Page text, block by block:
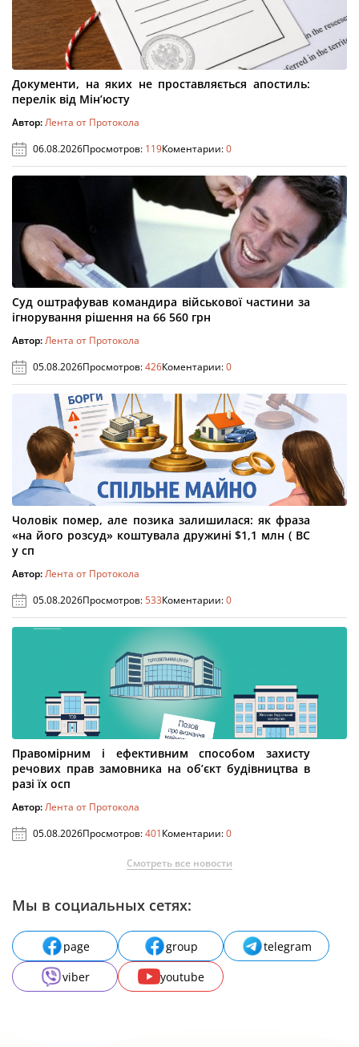
Документи, на яких не проставляється апостиль:
перелік від Мін’юсту
Автор:Лента от Протокола
06.08.2026Просмотров: 119Коментарии:0
Суд оштрафував командира військової частини за
ігнорування рішення на 66 560 грн
Автор:Лента от Протокола
05.08.2026Просмотров:426Коментарии:0
Чоловік помер, але позика залишилася: як фраза
«на його розсуд» коштувала дружині $1,1 млн ( ВС
у сп
Автор:Лента от Протокола
05.08.2026Просмотров:533Коментарии:0
Правомірним і ефективним способом захисту
речових прав замовника на об’єкт будівництва в
разі їх осп
Автор:Лента от Протокола
05.08.2026Просмотров:401Коментарии:0
Смотреть все новости
Мы в социальных сетях:
page group
telegram
viber
youtube